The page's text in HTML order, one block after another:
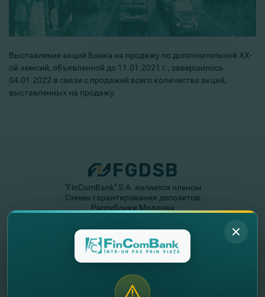
Выставление акций Банка на продажу по дополнительной ХХ-
ой эмисий, объявленной до 11.01.2021 г., завершилось
04.01.2022 в связи с продажей всего количества акций,
выставленных на продажу.
"FinComBank" S.A. является членом
Схемы гарантирования депозитов
Республики Молдова
FinComPay Mobile